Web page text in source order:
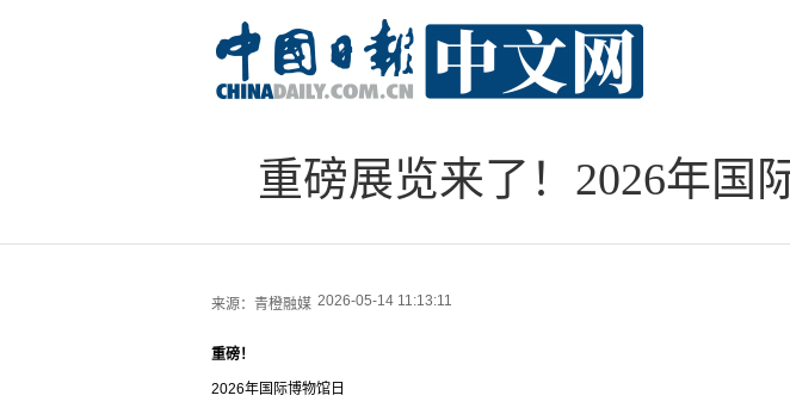
重磅展览来了！2026年国
来源： 青橙融媒 2026-05-14 11:13:11
重磅！
2026年国际博物馆日